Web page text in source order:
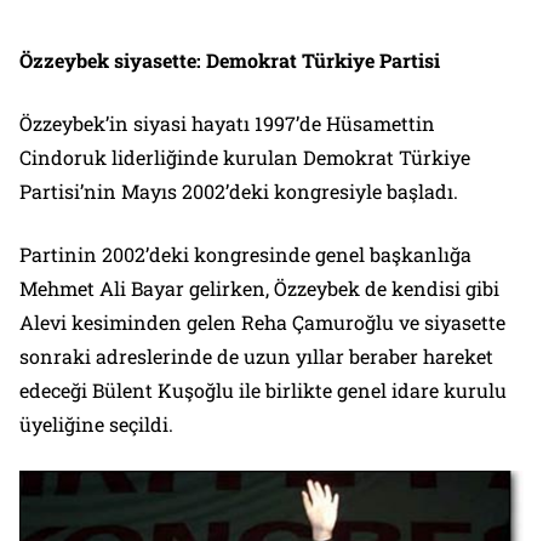
Özzeybek siyasette: Demokrat Türkiye Partisi
Özzeybek’in siyasi hayatı 1997’de Hüsamettin
Cindoruk liderliğinde kurulan Demokrat Türkiye
Partisi’nin Mayıs 2002’deki kongresiyle başladı.
Partinin 2002’deki kongresinde genel başkanlığa
Mehmet Ali Bayar gelirken, Özzeybek de kendisi gibi
Alevi kesiminden gelen Reha Çamuroğlu ve siyasette
sonraki adreslerinde de uzun yıllar beraber hareket
edeceği Bülent Kuşoğlu ile birlikte genel idare kurulu
üyeliğine seçildi.